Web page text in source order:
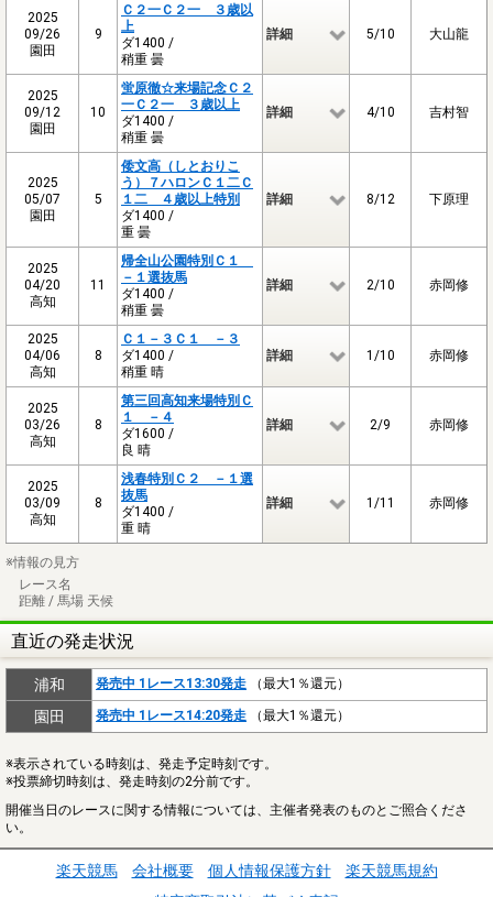
2025
09/26
園田
9
Ｃ２一Ｃ２一 ３歳以
上
ダ1400 /
稍重 曇
詳細 5/10 大山龍
2025
09/12
園田
10
蛍原徹☆来場記念Ｃ２
一Ｃ２一 ３歳以上
ダ1400 /
稍重 曇
詳細 4/10 吉村智
2025
05/07
園田
5
倭文高（しとおりこ
う）７ハロンＣ１二Ｃ
１二 ４歳以上特別
ダ1400 /
重 曇
詳細 8/12 下原理
2025
04/20
高知
11
帰全山公園特別Ｃ１
－１選抜馬
ダ1400 /
稍重 曇
詳細 2/10 赤岡修
2025
04/06
高知
8
Ｃ１－３Ｃ１ －３
ダ1400 /
稍重 晴
詳細 1/10 赤岡修
2025
03/26
高知
8
第三回高知来場特別Ｃ
１ －４
ダ1600 /
良 晴
詳細 2/9 赤岡修
2025
03/09
高知
8
浅春特別Ｃ２ －１選
抜馬
ダ1400 /
重 晴
詳細 1/11 赤岡修
※情報の見方
レース名
距離 / 馬場 天候
直近の発走状況
浦和 発売中 1レース13:30発走 （最大1％還元）
園田 発売中 1レース14:20発走 （最大1％還元）
※表示されている時刻は、発走予定時刻です。
※投票締切時刻は、発走時刻の2分前です。
開催当日のレースに関する情報については、主催者発表のものとご照合くださ
い。
楽天競馬 会社概要 個人情報保護方針
楽天競馬規約